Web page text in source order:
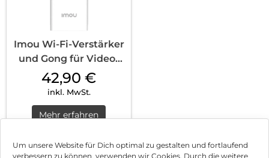
Um unsere Website für Dich optimal zu gestalten und fortlaufend
verbessern zu können, verwenden wir Cookies. Durch die weitere
Imou Wi-Fi-Verstärker
und Gong für Video-
Türklingeln DS21 Weiß
42,90 €
inkl. MwSt.
Mehr erfahren